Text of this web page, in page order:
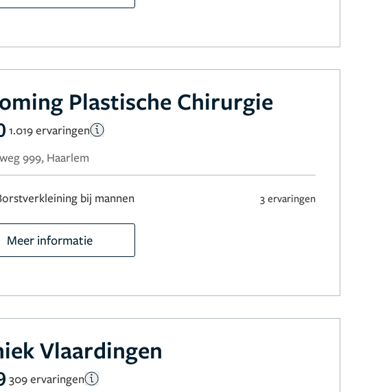
Plastische Chirurgie
1.019 ervaringen
999, Haarlem
bij mannen 3 ervaringen
Meer informatie
Vlaardingen
309 ervaringen